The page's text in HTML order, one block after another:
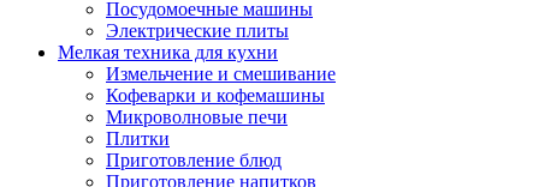
Посудомоечные машины
Электрические плиты
Мелкая техника для кухни
Измельчение и смешивание
Кофеварки и кофемашины
Микроволновые печи
Плитки
Приготовление блюд
Приготовление напитков